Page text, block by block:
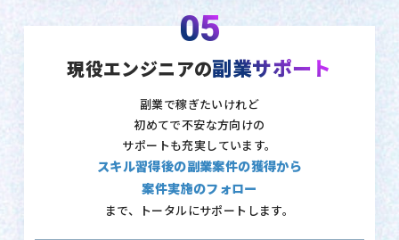
05
現役エンジニアの副業サポート
副業で稼ぎたいけれど
初めてで不安な方向けの
サポートも充実しています。
スキル習得後の副業案件の獲得から
案件実施のフォロー
まで、トータルにサポートします。